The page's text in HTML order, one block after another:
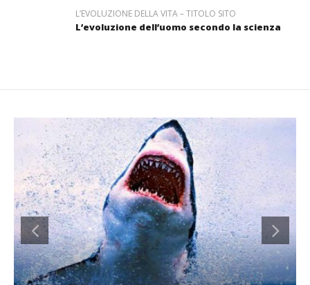
L’EVOLUZIONE DELLA VITA – TITOLO SITO
L’evoluzione dell’uomo secondo la scienza